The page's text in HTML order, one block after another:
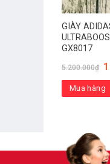
GIÀY
GX8017
5.200.000₫
Mua hàng